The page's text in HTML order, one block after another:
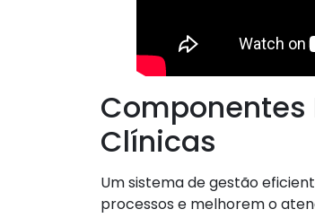
Clínicas
Um sistema de gestão
processos e melhorem o